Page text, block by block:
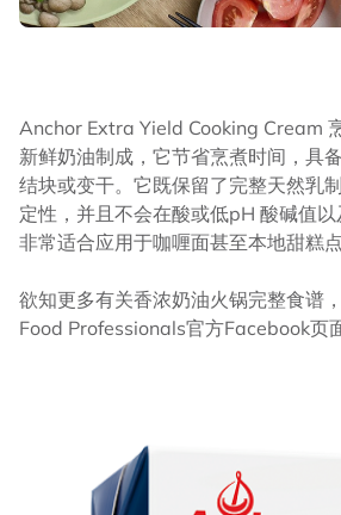
Anchor Extra Yield Cooking Cream
新鲜奶油制成，它节省烹煮时间，具
结块或变干。它既保留了完整天然乳
定性，并且不会在酸或低pH 酸碱值以
非常适合应用于咖喱面甚至本地甜糕点
欲知更多有关香浓奶油火锅完整食谱
Food Professionals官方Facebook页